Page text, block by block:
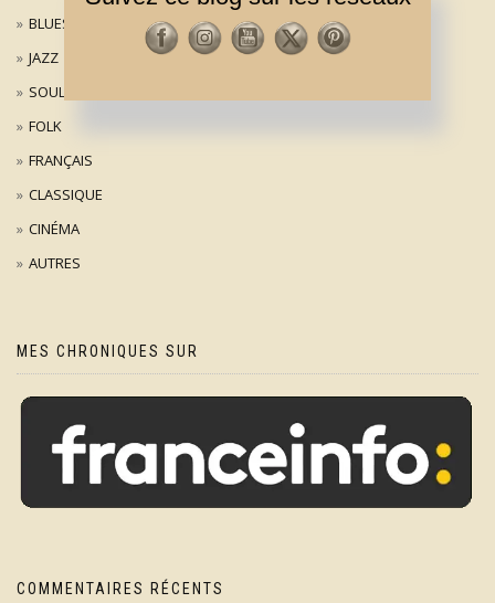
BLUES
JAZZ
SOUL
FOLK
FRANÇAIS
CLASSIQUE
CINÉMA
AUTRES
MES CHRONIQUES SUR
COMMENTAIRES RÉCENTS